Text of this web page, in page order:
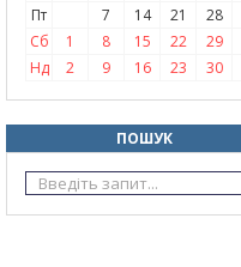
Пт
7 14 21
28
Сб
1 8 15 22
29
Нд
2 9 16 23 30
ПОШУК